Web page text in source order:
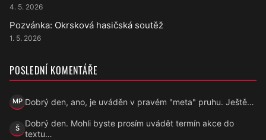
4. 5. 2026
Pozvánka: Okrsková hasičská soutěž
1. 5. 2026
POSLEDNÍ KOMENTÁŘE
MPMarek Přecechtěl
Dobrý den, ano, je uváděn v pravém "meta" pruhu. Ještě…
ŠŠárka
Dobrý den. Mohli byste prosím uvádět termín akce do
textu…